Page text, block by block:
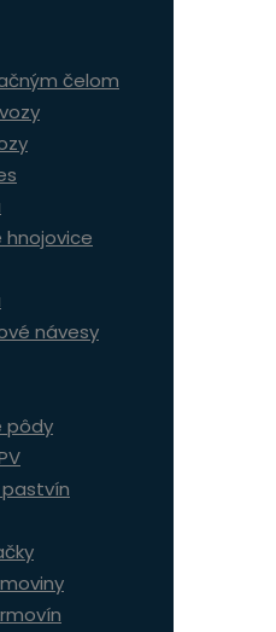
čelom
hnojovice
návesy
pôdy
pastvín